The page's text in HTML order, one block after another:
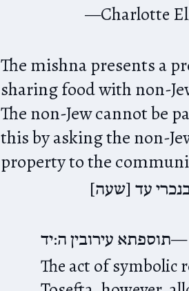
Charlotte
The mishna presents a
sharing food with non-
The non-Jew cannot be
this by asking the non-
property to the
עד [שעה]
תוספתא עירובין ה:יד
The act of